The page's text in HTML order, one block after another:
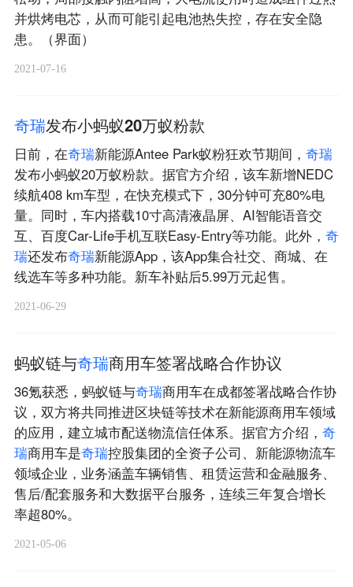
并烘烤电芯，从而可能引起电池热失控，存在安全隐
患。（界面）
2021-07-16
奇瑞发布小蚂蚁20万蚁粉款
日前，在奇瑞新能源Antee Park蚁粉狂欢节期间， 奇瑞
发布小蚂蚁20万蚁粉款。据官方介绍，该车新增NEDC
续航408 km车型，在快充模式下，30分钟可充80%电
量。同时，车内搭载10寸高清液晶屏、AI智能语音交
互、百度Car-Life手机互联Easy-Entry等功能。此外， 奇
瑞还发布奇瑞新能源App，该App集合社交、商城、在
线选车等多种功能。新车补贴后5.99万元起售。
2021-06-29
蚂蚁链与奇瑞商用车签署战略合作协议
36氪获悉，蚂蚁链与奇瑞商用车在成都签署战略合作协
议，双方将共同推进区块链等技术在新能源商用车领域
的应用，建立城市配送物流信任体系。据官方介绍， 奇
瑞商用车是奇瑞控股集团的全资子公司、新能源物流车
领域企业，业务涵盖车辆销售、租赁运营和金融服务、
售后/配套服务和大数据平台服务，连续三年复合增长
率超80%。
2021-05-06